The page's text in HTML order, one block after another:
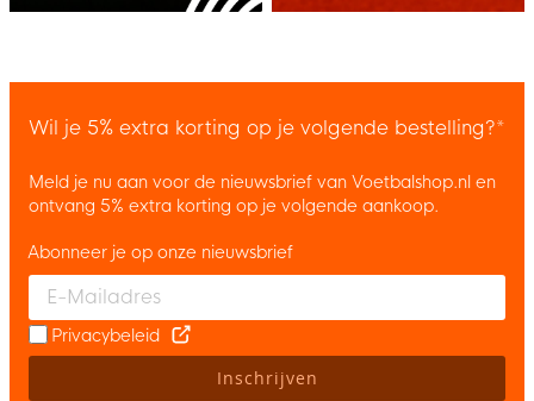
Wil je 5% extra korting op je volgende bestelling?*
Meld je nu aan voor de nieuwsbrief van Voetbalshop.nl en
ontvang 5% extra korting op je volgende aankoop.
Enter your email and accept the privacy policy to subscribe to
Abonneer je op onze nieuwsbrief
Privacybeleid
Inschrijven